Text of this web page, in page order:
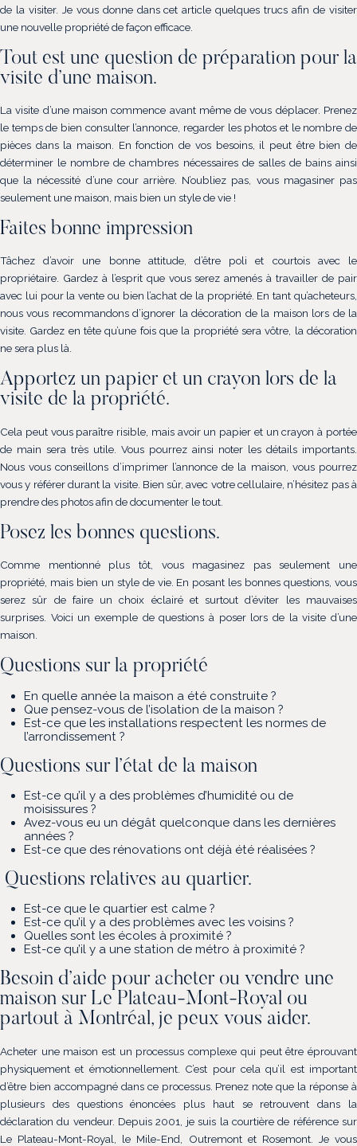
de la visiter. Je vous donne dans cet article quelques trucs afin de visiter
une nouvelle propriété de façon efficace.
Tout est une question de préparation pour la
visite d’une maison.
La visite d’une maison commence avant même de vous déplacer. Prenez
le temps de bien consulter l’annonce, regarder les photos et le nombre de
pièces dans la maison. En fonction de vos besoins, il peut être bien de
déterminer le nombre de chambres nécessaires de salles de bains ainsi
que la nécessité d’une cour arrière. N’oubliez pas, vous magasiner pas
seulement une maison, mais bien un style de vie !
Faites bonne impression
Tâchez d’avoir une bonne attitude, d’être poli et courtois avec le
propriétaire. Gardez à l’esprit que vous serez amenés à travailler de pair
avec lui pour la vente ou bien l’achat de la propriété. En tant qu’acheteurs,
nous vous recommandons d’ignorer la décoration de la maison lors de la
visite. Gardez en tête qu’une fois que la propriété sera vôtre, la décoration
ne sera plus là.
Apportez un papier et un crayon lors de la
visite de la propriété.
Cela peut vous paraître risible, mais avoir un papier et un crayon à portée
de main sera très utile. Vous pourrez ainsi noter les détails importants.
Nous vous conseillons d’imprimer l’annonce de la maison, vous pourrez
vous y référer durant la visite. Bien sûr, avec votre cellulaire, n’hésitez pas à
prendre des photos afin de documenter le tout.
Posez les bonnes questions.
Comme mentionné plus tôt, vous magasinez pas seulement une
propriété, mais bien un style de vie. En posant les bonnes questions, vous
serez sûr de faire un choix éclairé et surtout d’éviter les mauvaises
surprises. Voici un exemple de questions à poser lors de la visite d’une
maison.
Questions sur la propriété
En quelle année la maison a été construite ?
Que pensez-vous de l’isolation de la maison ?
Est-ce que les installations respectent les normes de
l’arrondissement ?
Questions sur l’état de la maison
Est-ce qu’il y a des problèmes d’humidité ou de
moisissures ?
Avez-vous eu un dégât quelconque dans les dernières
années ?
Est-ce que des rénovations ont déjà été réalisées ?
Questions relatives au quartier.
Est-ce que le quartier est calme ?
Est-ce qu’il y a des problèmes avec les voisins ?
Quelles sont les écoles à proximité ?
Est-ce qu’il y a une station de métro à proximité ?
Besoin d’aide pour acheter ou vendre une
maison sur Le Plateau-Mont-Royal ou
partout à Montréal, je peux vous aider.
Acheter une maison est un processus complexe qui peut être éprouvant
physiquement et émotionnellement. C’est pour cela qu’il est important
d’être bien accompagné dans ce processus. Prenez note que la réponse à
plusieurs des questions énoncées plus haut se retrouvent dans la
déclaration du vendeur. Depuis 2001, je suis la courtière de référence sur
Le Plateau-Mont-Royal, le Mile-End, Outremont et Rosemont. Je vous